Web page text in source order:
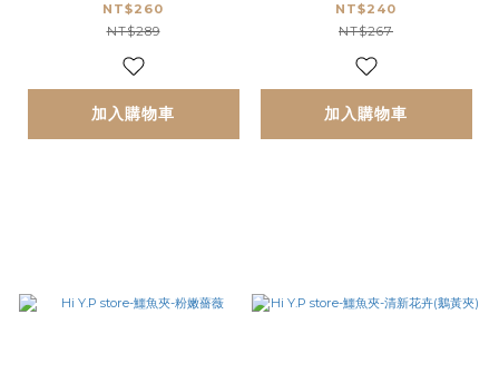
NT$260
NT$289
加入購物車
NT$240
NT$267
加入購物車